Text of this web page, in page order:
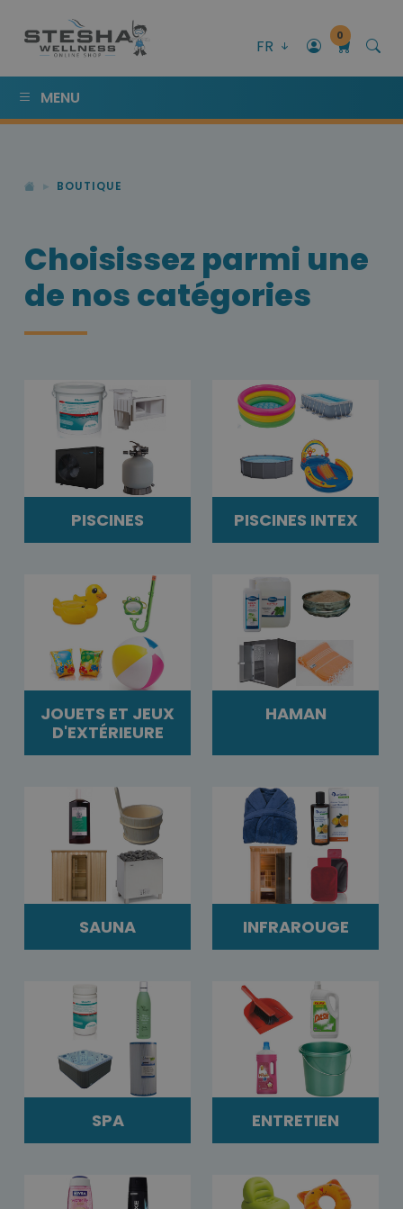
FR
0
MENU
BOUTIQUE
Choisissez parmi une
de nos catégories
PISCINES PISCINES INTEX
JOUETS ET JEUX
D'EXTÉRIEURE
HAMAN
SAUNA INFRAROUGE
SPA ENTRETIEN